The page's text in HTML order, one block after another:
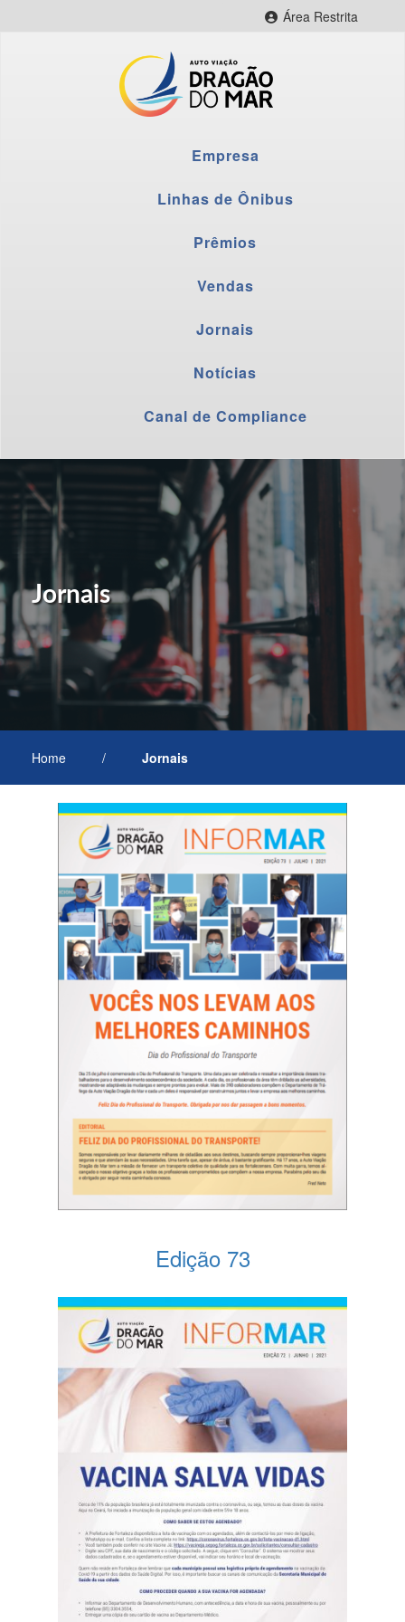
Área Restrita
CityBus Combustível
CityBus Colaborador
Empresa
Linhas de Ônibus
Prêmios
Vendas
Jornais
Notícias
Canal de Compliance
Jornais
Home / Jornais
Edição 73